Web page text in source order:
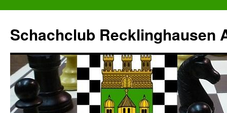
springen
Schachclub Recklinghausen